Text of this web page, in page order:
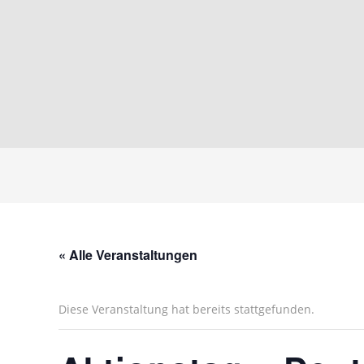
« Alle Veranstaltungen
Diese Veranstaltung hat bereits stattgefunden.